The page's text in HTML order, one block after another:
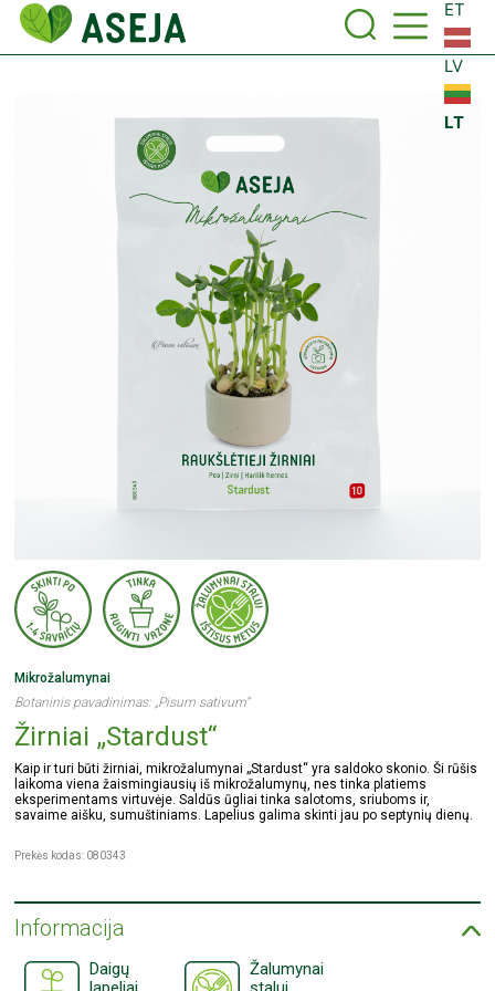
ET
LV
LT
Mikrožalumynai
Botaninis pavadinimas: „Pisum sativum“
Žirniai „Stardust“
Kaip ir turi būti žirniai, mikrožalumynai „Stardust“ yra saldoko skonio. Ši rūšis
laikoma viena žaismingiausių iš mikrožalumynų, nes tinka platiems
eksperimentams virtuvėje. Saldūs ūgliai tinka salotoms, sriuboms ir,
savaime aišku, sumuštiniams. Lapelius galima skinti jau po septynių dienų.
Prekės kodas: 080343
Informacija
Daigų
Žalumynai